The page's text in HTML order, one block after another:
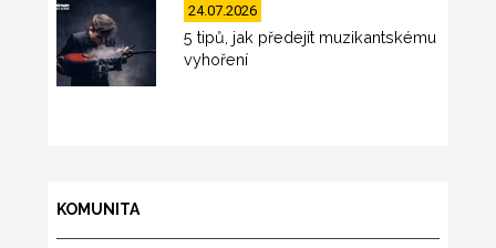
24.07.2026
5 tipů, jak předejít muzikantskému
vyhoření
KOMUNITA